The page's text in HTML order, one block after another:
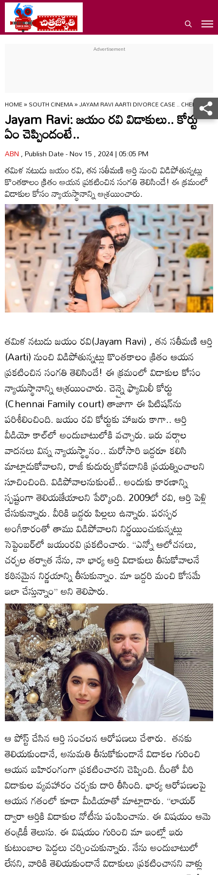
HOME»SOUTH CINEMA»JAYAM RAVI AARTI DIVORCE CASE .. CHENNAI
Jayam Ravi: జయం రవి విడాకులు.. కోర్టు
ఏం చెప్పిందంటే..
ABN, Publish Date - Nov 15 , 2024 | 05:05 PM
తమిళ నటుడు జయం రవి, తన సతీమణి ఆర్తి నుంచి విడిపోతున్నట్లు
కొంతకాలం క్రితం ఆయన ప్రకటించిన సంగతి తెలిసిందే! ఈ క్రమంలో
విడాకుల కోసం న్యాయస్థానాన్ని ఆశ్రయించారు.
తమిళ నటుడు జయం రవి(Jayam Ravi) , తన సతీమణి ఆర్తి
(Aarti) నుంచి విడిపోతున్నట్లు కొంతకాలం క్రితం ఆయన
ప్రకటించిన సంగతి తెలిసిందే! ఈ క్రమంలో విడాకుల కోసం
న్యాయస్థానాన్ని ఆశ్రయించారు. చెన్నై ఫ్యామిలీ కోర్టు
(Chennai Family court) తాజాగా ఈ పిటిషన్‌ను
పరిశీలించింది. జయం రవి కోర్టుకు హాజరు కాగా.. ఆర్తి
వీడియో కాల్‌లో అందుబాటులోకి వచ్చారు. ఇరు వర్గాల
వాదనలు విన్న న్యాయస్థ్థానం.. మరోసారి ఇద్దరూ కలిసి
మాట్లాడుకోవాలని, రాజీ కుదుర్చుకోవడానికి ప్రయత్నించాలని
సూచించింది. విడిపోవాలనుకుంటే.. అందుకు కారణాన్ని
స్పష్టంగా తెలియజేయాలని పేర్కొంది. 2009లో రవి, ఆర్తి పెళ్లి
చేసుకున్నారు. వీరికి ఇద్దరు పిల్లలు ఉన్నారు. పరస్పర
అంగీకారంతో తాము విడిపోవాలని నిర్ణయించుకున్నట్లు
సెప్టెంబర్‌లో జయంరవి ప్రకటించారు. ‘‘ఎన్నో ఆలోచనలు,
చర్చల తర్వాత నేను, నా భార్య ఆర్తి విడాకులు తీసుకోవాలనే
కఠినమైన నిర్ణయాన్ని తీసుకున్నాం. మా ఇద్దరి మంచి కోసమే
ఇలా చేస్తున్నాం’’ అని తెలిపారు.
ఆ పోస్ట్‌ చేసిన ఆర్తి సంచలన ఆరోపణలు చేశారు. తనకు
తెలియకుండానే, అనుమతి తీసుకోకుండానే విడాకల గురించి
ఆయన బహిరంగంగా ప్రకటించారని చెప్పింది. దీంతో వీరి
విడాకుల వ్యవహారం చర్చకు దారి తీసింది. భార్య ఆరోపణలపై
ఆయన గతంలో కూడా మీడియాతో మాట్లాడారు. ‘‘లాయర్‌
ద్వారా ఆర్తికి విడాకుల నోటీసు పంపించాను. ఈ విషయం ఆమె
తండ్రికీ తెలుసు. ఈ విషయం గురించి మా ఇంట్లో ఇరు
కుటుంబాల పెద్దలు చర్చించుకున్నారు. నేను అందుబాటులో
లేనని, వారికి తెలియకుండానే విడాకులు ప్రకటించానని వాళ్లు